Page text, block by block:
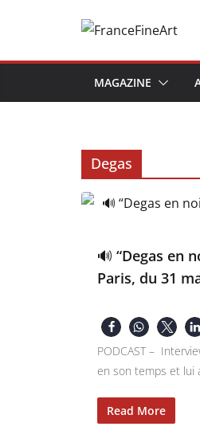
MAGAZINE
Degas
🔊 “Degas en
Paris, du 31
PODCAST –
en son temps et lui
Read More